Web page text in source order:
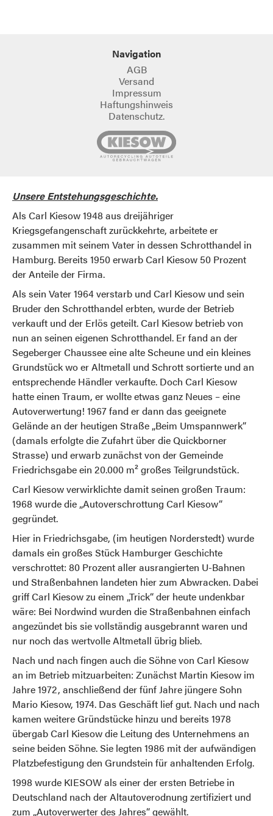
Navigation
AGB
Versand
Impressum
Haftungshinweis
Datenschutz.
Unsere Entstehungsgeschichte.
Als Carl Kiesow 1948 aus dreijähriger
Kriegsgefangenschaft zurückkehrte, arbeitete er
zusammen mit seinem Vater in dessen Schrotthandel in
Hamburg. Bereits 1950 erwarb Carl Kiesow 50 Prozent
der Anteile der Firma.
Als sein Vater 1964 verstarb und Carl Kiesow und sein
Bruder den Schrotthandel erbten, wurde der Betrieb
verkauft und der Erlös geteilt. Carl Kiesow betrieb von
nun an seinen eigenen Schrotthandel. Er fand an der
Segeberger Chaussee eine alte Scheune und ein kleines
Grundstück wo er Altmetall und Schrott sortierte und an
entsprechende Händler verkaufte. Doch Carl Kiesow
hatte einen Traum, er wollte etwas ganz Neues – eine
Autoverwertung! 1967 fand er dann das geeignete
Gelände an der heutigen Straße „Beim Umspannwerk“
(damals erfolgte die Zufahrt über die Quickborner
Strasse) und erwarb zunächst von der Gemeinde
Friedrichsgabe ein 20.000 m² großes Teilgrundstück.
Carl Kiesow verwirklichte damit seinen großen Traum:
1968 wurde die „Autoverschrottung Carl Kiesow“
gegründet.
Hier in Friedrichsgabe, (im heutigen Norderstedt) wurde
damals ein großes Stück Hamburger Geschichte
verschrottet: 80 Prozent aller ausrangierten U-Bahnen
und Straßenbahnen landeten hier zum Abwracken. Dabei
griff Carl Kiesow zu einem „Trick“ der heute undenkbar
wäre: Bei Nordwind wurden die Straßenbahnen einfach
angezündet bis sie vollständig ausgebrannt waren und
nur noch das wertvolle Altmetall übrig blieb.
Nach und nach fingen auch die Söhne von Carl Kiesow
an im Betrieb mitzuarbeiten: Zunächst Martin Kiesow im
Jahre 1972, anschließend der fünf Jahre jüngere Sohn
Mario Kiesow, 1974. Das Geschäft lief gut. Nach und nach
kamen weitere Gründstücke hinzu und bereits 1978
übergab Carl Kiesow die Leitung des Unternehmens an
seine beiden Söhne. Sie legten 1986 mit der aufwändigen
Platzbefestigung den Grundstein für anhaltenden Erfolg.
1998 wurde KIESOW als einer der ersten Betriebe in
Deutschland nach der Altautoverodnung zertifiziert und
zum „Autoverwerter des Jahres“ gewählt.